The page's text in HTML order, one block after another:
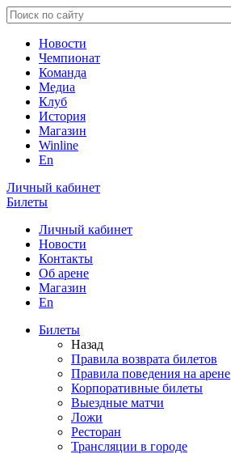
Новости
Чемпионат
Команда
Медиа
Клуб
История
Магазин
Winline
En
Личный кабинет
Билеты
Личный кабинет
Новости
Контакты
Об арене
Магазин
En
Билеты
Назад
Правила возврата билетов
Правила поведения на арене
Корпоративные билеты
Выездные матчи
Ложи
Ресторан
Трансляции в городе